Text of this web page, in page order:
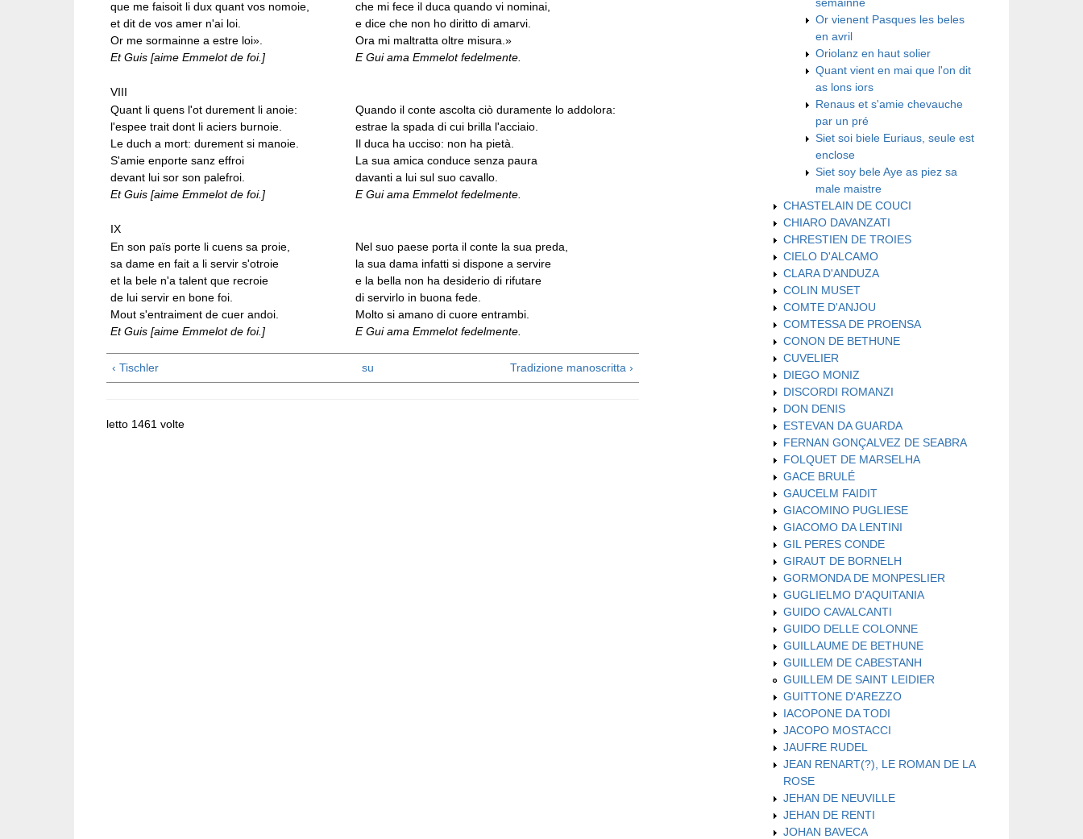
que me faisoit li dux quant vos nomoie,
et dit de vos amer n'ai loi.
Or me sormainne a estre loi».
Et Guis [aime Emmelot de foi.]
che mi fece il duca quando vi nominai,
e dice che non ho diritto di amarvi.
Ora mi maltratta oltre misura.»
E Gui ama Emmelot fedelmente.
VIII
Quant li quens l'ot durement li anoie:
l'espee trait dont li aciers burnoie.
Le duch a mort: durement si manoie.
S'amie enporte sanz effroi
devant lui sor son palefroi.
Et Guis [aime Emmelot de foi.]
Quando il conte ascolta ciò duramente lo addolora:
estrae la spada di cui brilla l'acciaio.
Il duca ha ucciso: non ha pietà.
La sua amica conduce senza paura
davanti a lui sul suo cavallo.
E Gui ama Emmelot fedelmente.
IX
En son païs porte li cuens sa proie,
sa dame en fait a li servir s'otroie
et la bele n'a talent que recroie
de lui servir en bone foi.
Mout s'entraiment de cuer andoi.
Et Guis [aime Emmelot de foi.]
Nel suo paese porta il conte la sua preda,
la sua dama infatti si dispone a servire
e la bella non ha desiderio di rifutare
di servirlo in buona fede.
Molto si amano di cuore entrambi.
E Gui ama Emmelot fedelmente.
‹ Tischler su Tradizione manoscritta ›
letto 1461 volte
Or vienent Pasques les beles
en avril
Oriolanz en haut solier
Quant vient en mai que l'on dit
as lons iors
Renaus et s'amie chevauche
par un pré
Siet soi biele Euriaus, seule est
enclose
Siet soy bele Aye as piez sa
male maistre
CHASTELAIN DE COUCI
CHIARO DAVANZATI
CHRESTIEN DE TROIES
CIELO D'ALCAMO
CLARA D'ANDUZA
COLIN MUSET
COMTE D'ANJOU
COMTESSA DE PROENSA
CONON DE BETHUNE
CUVELIER
DIEGO MONIZ
DISCORDI ROMANZI
DON DENIS
ESTEVAN DA GUARDA
FERNAN GONÇALVEZ DE SEABRA
FOLQUET DE MARSELHA
GACE BRULÉ
GAUCELM FAIDIT
GIACOMINO PUGLIESE
GIACOMO DA LENTINI
GIL PERES CONDE
GIRAUT DE BORNELH
GORMONDA DE MONPESLIER
GUGLIELMO D'AQUITANIA
GUIDO CAVALCANTI
GUIDO DELLE COLONNE
GUILLAUME DE BETHUNE
GUILLEM DE CABESTANH
GUILLEM DE SAINT LEIDIER
GUITTONE D'AREZZO
IACOPONE DA TODI
JACOPO MOSTACCI
JAUFRE RUDEL
JEAN RENART(?), LE ROMAN DE LA
ROSE
JEHAN DE NEUVILLE
JEHAN DE RENTI
JOHAN BAVECA